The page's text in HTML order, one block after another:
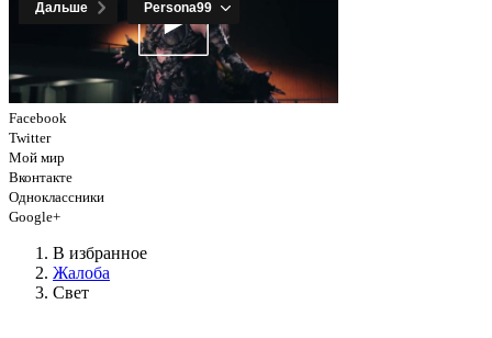
Facebook
Twitter
Мой мир
Вконтакте
Одноклассники
Google+
В избранное
Жалоба
Свет